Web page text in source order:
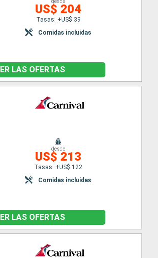
US$ 204
Tasas: +US$ 39
Comidas incluidas
LAS OFERTAS
desde
US$ 213
Tasas: +US$ 122
Comidas incluidas
LAS OFERTAS